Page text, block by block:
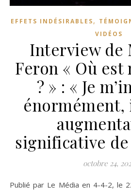
EFFETS INDÉSIRABLES,
VIDÉOS
Interview de
Feron « Où est
? » : « Je
énormément,
significative de
octobre 24,
Publié par Le Média en 4-4-2, le 22 octobre 2022 Notre